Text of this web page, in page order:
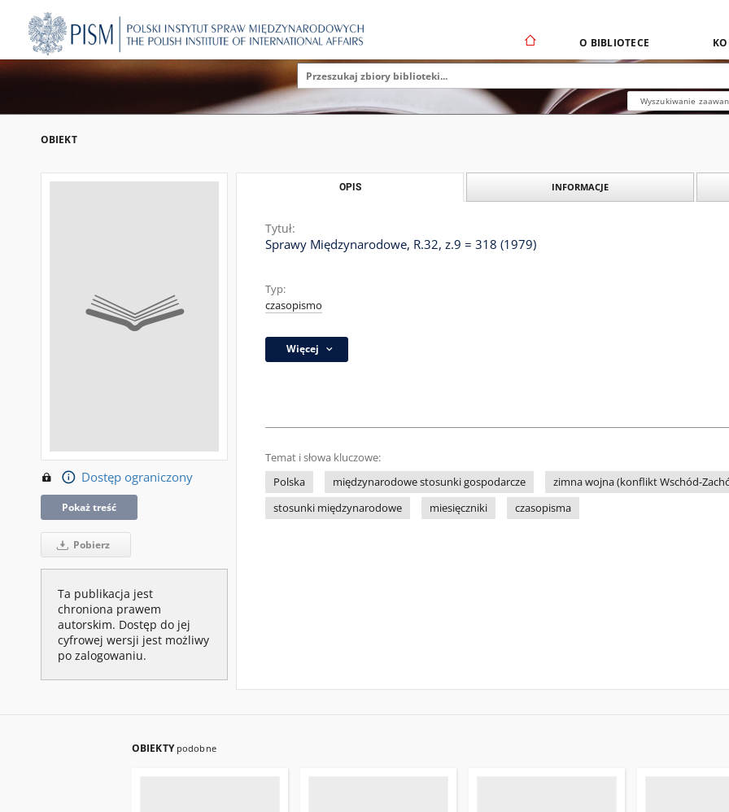
O BIBLIOTECE
Wyszukiwanie
OBIEKT
Dostęp ograniczony
Pokaż treść
Pobierz
Ta publikacja jest
chroniona prawem
autorskim. Dostęp do jej
cyfrowej wersji jest możliwy
po zalogowaniu.
OPIS INFORMACJE
Tytuł:
Sprawy Międzynarodowe, R.32, z.9 = 318 (1979)
Typ:
czasopismo
Więcej
Temat i słowa kluczowe:
Polska
międzynarodowe stosunki gospodarcze zimna wojna (konflikt Wschód-
stosunki międzynarodowe
miesięczniki czasopisma
OBIEKTY podobne